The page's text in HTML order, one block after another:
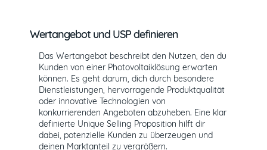
Wertangebot und USP definieren
Das Wertangebot beschreibt den Nutzen, den du
Kunden von einer Photovoltaiklösung erwarten
können. Es geht darum, dich durch besondere
Dienstleistungen, hervorragende Produktqualität
oder innovative Technologien von
konkurrierenden Angeboten abzuheben. Eine klar
definierte Unique Selling Proposition hilft dir
dabei, potenzielle Kunden zu überzeugen und
deinen Marktanteil zu vergrößern.